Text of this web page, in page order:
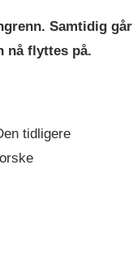
Samtidig går
nå flyttes på.
tidligere